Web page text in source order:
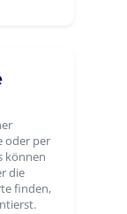
oder per
können
die
finden,